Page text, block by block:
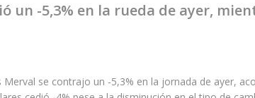
un -5,3% en la rueda de ayer,
Merval se contrajo un -5,3% en la jornada de ayer,